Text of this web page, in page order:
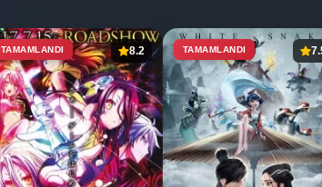
TAMAMLANDI 8.2 TAMAMLANDI